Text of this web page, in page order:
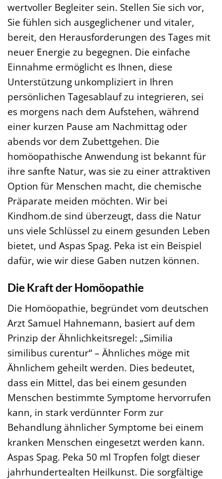
wertvoller Begleiter sein. Stellen Sie sich vor,
Sie fühlen sich ausgeglichener und vitaler,
bereit, den Herausforderungen des Tages mit
neuer Energie zu begegnen. Die einfache
Einnahme ermöglicht es Ihnen, diese
Unterstützung unkompliziert in Ihren
persönlichen Tagesablauf zu integrieren, sei
es morgens nach dem Aufstehen, während
einer kurzen Pause am Nachmittag oder
abends vor dem Zubettgehen. Die
homöopathische Anwendung ist bekannt für
ihre sanfte Natur, was sie zu einer attraktiven
Option für Menschen macht, die chemische
Präparate meiden möchten. Wir bei
Kindhom.de sind überzeugt, dass die Natur
uns viele Schlüssel zu einem gesunden Leben
bietet, und Aspas Spag. Peka ist ein Beispiel
dafür, wie wir diese Gaben nutzen können.
Die Kraft der Homöopathie
Die Homöopathie, begründet vom deutschen
Arzt Samuel Hahnemann, basiert auf dem
Prinzip der Ähnlichkeitsregel: „Similia
similibus curentur“ – Ähnliches möge mit
Ähnlichem geheilt werden. Dies bedeutet,
dass ein Mittel, das bei einem gesunden
Menschen bestimmte Symptome hervorrufen
kann, in stark verdünnter Form zur
Behandlung ähnlicher Symptome bei einem
kranken Menschen eingesetzt werden kann.
Aspas Spag. Peka 50 ml Tropfen folgt dieser
jahrhundertealten Heilkunst. Die sorgfältige